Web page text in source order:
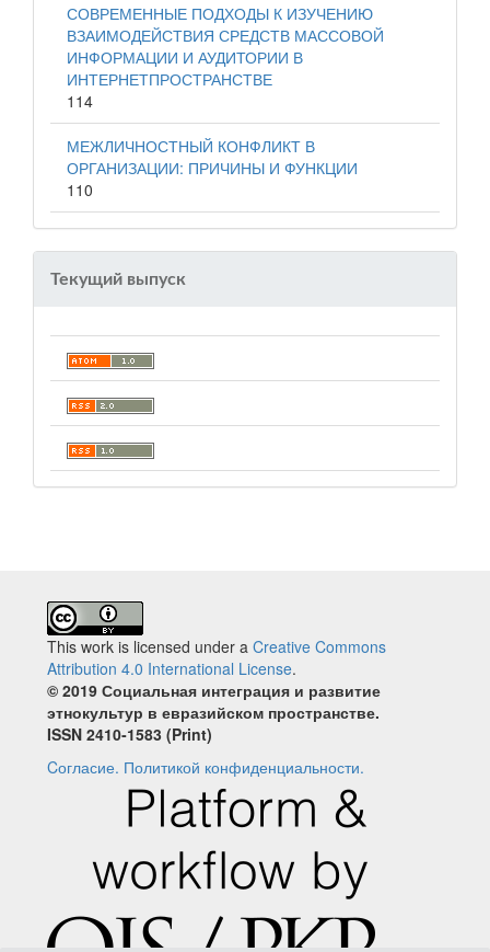
СОВРЕМЕННЫЕ ПОДХОДЫ К ИЗУЧЕНИЮ
ВЗАИМОДЕЙСТВИЯ СРЕДСТВ МАССОВОЙ
ИНФОРМАЦИИ И АУДИТОРИИ В
ИНТЕРНЕТПРОСТРАНСТВЕ
114
МЕЖЛИЧНОСТНЫЙ КОНФЛИКТ В
ОРГАНИЗАЦИИ: ПРИЧИНЫ И ФУНКЦИИ
110
Текущий выпуск
This work is licensed under a Creative Commons
Attribution 4.0 International License.
© 2019 Социальная интеграция и развитие
этнокультур в евразийском пространстве.
ISSN 2410‐1583 (Print)
Cогласие. Политикой конфиденциальности.